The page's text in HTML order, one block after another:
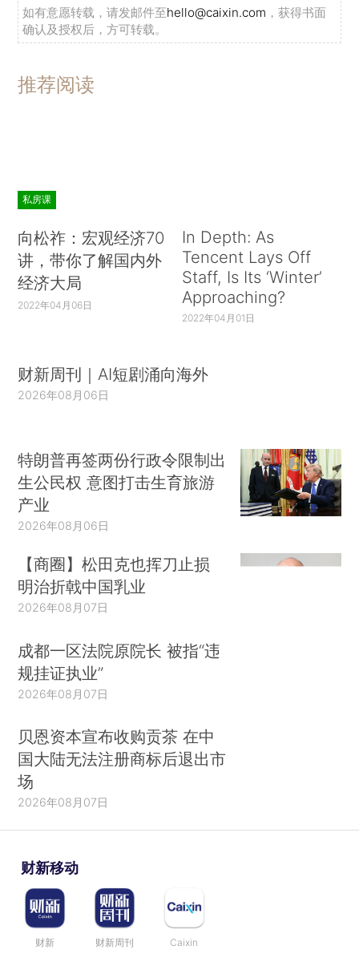
如有意愿转载，请发邮件至hello@caixin.com ，获得书面
确认及授权后，方可转载。
推荐阅读
私房课
向松祚：宏观经济70
讲，带你了解国内外
经济大局
2022年04月06日
In Depth: As
Tencent Lays Off
Staff, Is Its ‘Winter’
Approaching?
2022年04月01日
财新周刊｜AI短剧涌向海外
2026年08月06日
特朗普再签两份行政令限制出
生公民权 意图打击生育旅游
产业
2026年08月06日
【商圈】松田克也挥刀止损
明治折戟中国乳业
2026年08月07日
成都一区法院原院长 被指“违
规挂证执业”
2026年08月07日
贝恩资本宣布收购贡茶 在中
国大陆无法注册商标后退出市
场
2026年08月07日
财新移动
财新 财新周刊 Caixin